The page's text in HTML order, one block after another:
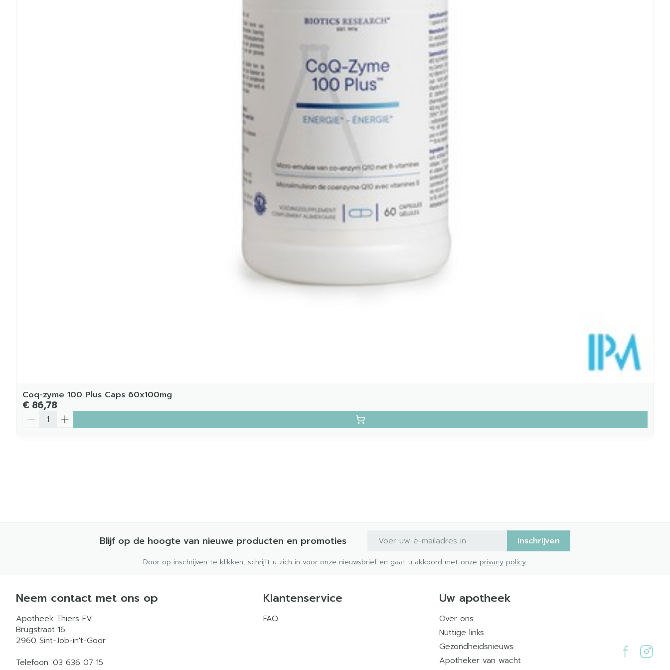
Coq-zyme 100 Plus Caps 60x100mg
€ 86,78
Aantal
Blijf op de hoogte van nieuwe producten en promoties E-mail adres Inschrijven
Door op inschrijven te klikken, schrijft u zich in voor onze nieuwsbrief en gaat u akkoord met onze privacy policy.
Neem contact met ons op
Apotheek Thiers FV
Brugstraat 16
2960 Sint-Job-in't-Goor
Telefoon: 03 636 07 15
Klantenservice
FAQ
Uw apotheek
Over ons
Nuttige links
Gezondheidsnieuws
Apotheker van wacht